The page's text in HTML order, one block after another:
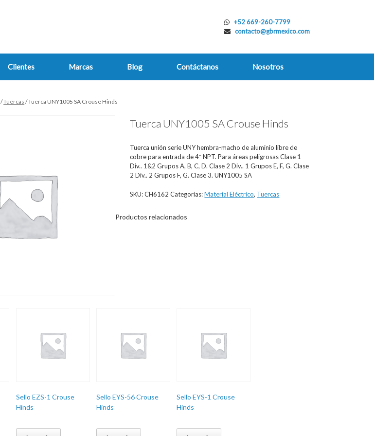
+52 669-260-7799
contacto@gbrmexico.com
Clientes Marcas Blog Contáctanos Nosotros
/Tuercas / Tuerca UNY1005 SA Crouse Hinds
Tuerca UNY1005 SA Crouse Hinds
Tuerca unión serie UNY hembra-macho de aluminio libre de
cobre para entrada de 4″ NPT. Para áreas peligrosas Clase 1
Div.. 1&2 Grupos A, B, C, D. Clase 2 Div.. 1 Grupos E, F, G. Clase
2 Div.. 2 Grupos F, G. Clase 3. UNY1005 SA
SKU:CH6162 Categorías:Material Eléctrico, Tuercas
Productos relacionados
Sello EZS-1 Crouse
Hinds
Sello EYS-56 Crouse
Hinds
Sello EYS-1 Crouse
Hinds